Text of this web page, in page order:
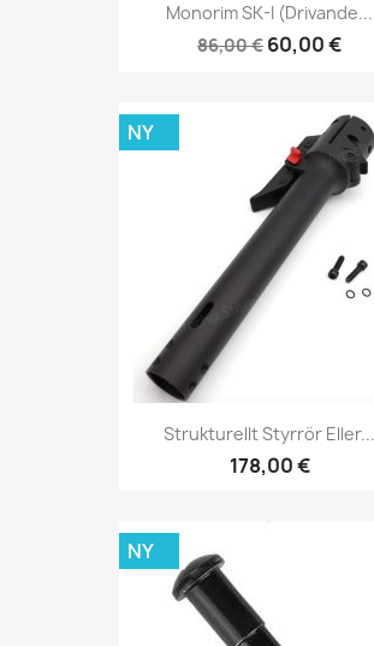
Monorim SK-I (drivande...
86,00 € 60,00 €
Strukturellt Styrrör Eller...
178,00 €
NY
NY